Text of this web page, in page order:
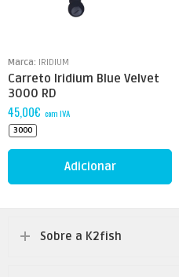
Marca: IRIDIUM
Carreto Iridium Blue Velvet
3000 RD
45,00€ com IVA
3000
Adicionar
Sobre a K2fish